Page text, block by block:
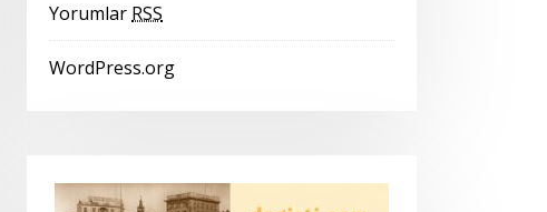
Yorumlar RSS
WordPress.org